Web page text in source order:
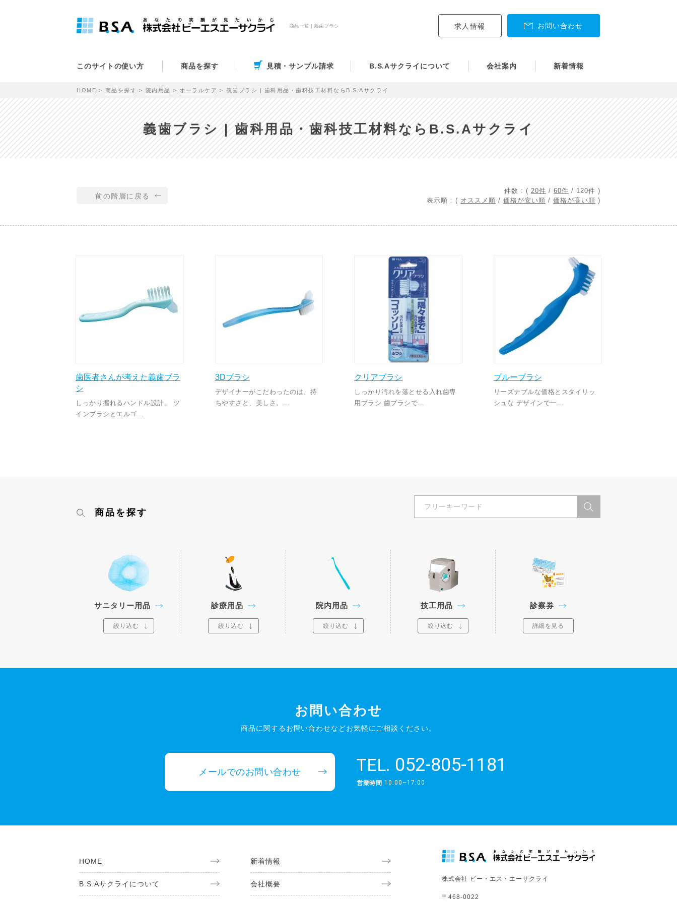
商品一覧 | 義歯ブラシ お問い合わせ
求人情報
このサイトの使い方 商品を探す 見積・サンプル請求 B.S.Aサクライについて 会社案内 新着情報
HOME 商品を探す 院内用品 オーラルケア 義歯ブラシ | 歯科用品・歯科技工材料ならB.S.Aサクライ
義歯ブラシ | 歯科用品・歯科技工材料ならB.S.Aサクライ
前の階層に戻る
件数 : ( 20件 / 60件 / 120件 )
表示順 : ( オススメ順 / 価格が安い順 / 価格が高い順 )
歯医者さんが考えた義歯ブラ
シ
しっかり握れるハンドル設計。 ツ
インブラシとエルゴ...
3Dブラシ
デザイナーがこだわったのは、持
ちやすさと、美しさ。...
クリアブラシ
しっかり汚れを落とせる入れ歯専
用ブラシ 歯ブラシで...
ブルーブラシ
リーズナブルな価格とスタイリッ
シュな デザインで一...
商品を探す
サニタリー用品
絞り込む
診療用品
絞り込む
院内用品
絞り込む
技工用品
絞り込む
診察券
詳細を見る
お問い合わせ
商品に関するお問い合わせなどお気軽にご相談ください。
メールでのお問い合わせ TEL. 052-805-1181
営業時間 10:00~17:00
HOME
B.S.Aサクライについて
新着情報
会社概要
株式会社 ビー・エス・エーサクライ
〒468-0022